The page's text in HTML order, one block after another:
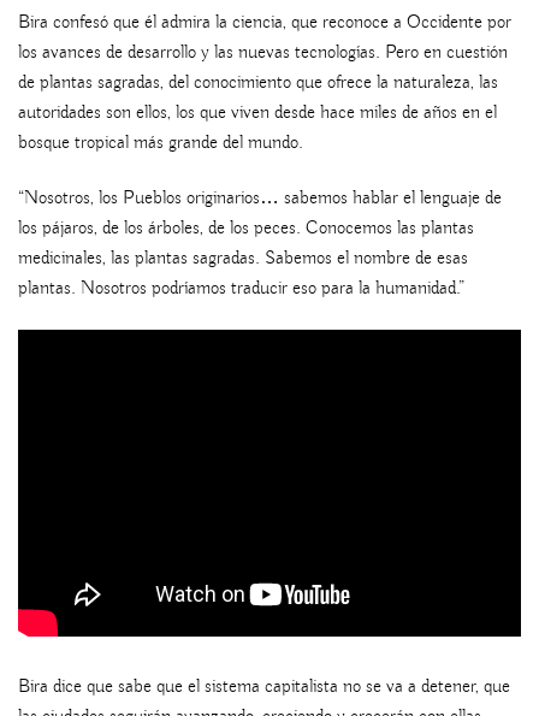
Bira confesó que él admira la ciencia, que reconoce a Occidente por
los avances de desarrollo y las nuevas tecnologías. Pero en cuestión
de plantas sagradas, del conocimiento que ofrece la naturaleza, las
autoridades son ellos, los que viven desde hace miles de años en el
bosque tropical más grande del mundo.
“Nosotros, los Pueblos originarios… sabemos hablar el lenguaje de
los pájaros, de los árboles, de los peces. Conocemos las plantas
medicinales, las plantas sagradas. Sabemos el nombre de esas
plantas. Nosotros podríamos traducir eso para la humanidad.”
Bira dice que sabe que el sistema capitalista no se va a detener, que